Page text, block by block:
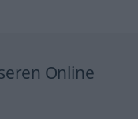
Online